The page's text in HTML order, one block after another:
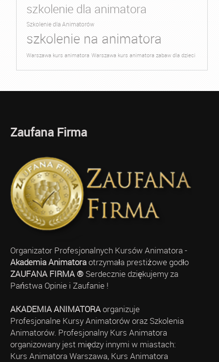
szkolenie dla animatora
Szkolenie dla Animatorów
szkolenie na animatora
Warszawa kurs animatora Warszawa kurs animatora zabaw dla dzieci
Zaufana Firma
Organizator Profesjonalnych Kursów Animatora -
Akademia Animatoraotrzymała prestiżowe godło
ZAUFANA FIRMA ®Serdecznie dziękujemy za
Państwa Opinie i Zaufanie !
AKADEMIA ANIMATORAorganizuje
Profesjonalne Kursy Animatorów oraz Szkolenia
Animatorów. Profesjonalny Kurs Animatora
organizowany jest między innymi w miastach:
Kurs Animatora Warszawa, Kurs Animatora